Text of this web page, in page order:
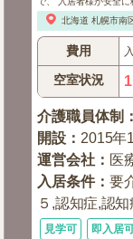
北海道 札幌市南
費用
空室状況
介護職員体制
開設 ： 2015年
運営会社 ： 医
入居条件：要
５,認知症,認
見学可 即入居